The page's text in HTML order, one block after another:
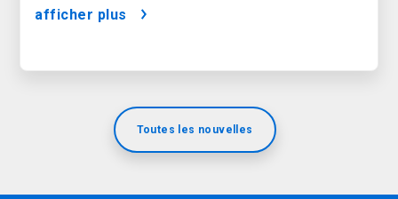
afficher plus
Toutes les nouvelles